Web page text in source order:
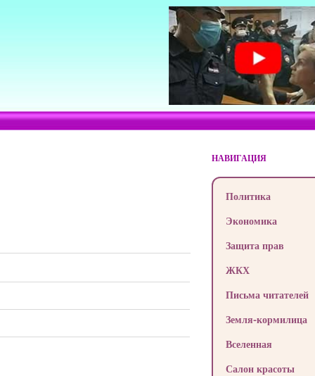
НАВИГАЦИЯ
Политика
Экономика
Защита прав
ЖКХ
Письма читателей
Земля-кормилица
Вселенная
Салон красоты